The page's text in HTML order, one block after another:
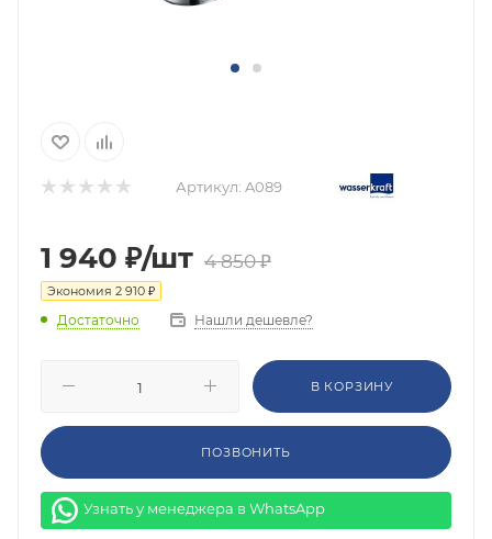
Артикул: A089
1 940 ₽/шт 4 850₽
Экономия 2 910 ₽
Достаточно Нашли дешевле?
В КОРЗИНУ
ПОЗВОНИТЬ
Узнать у менеджера в WhatsApp